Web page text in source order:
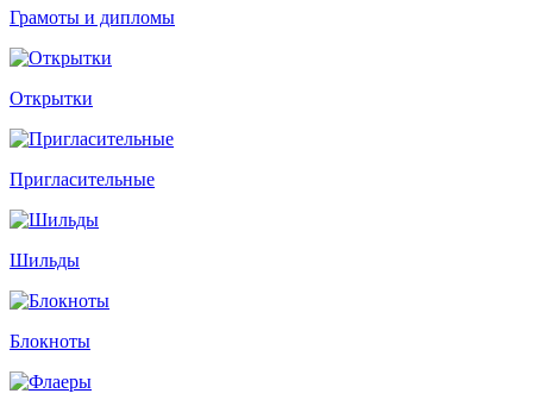
Грамоты и дипломы
Открытки
Пригласительные
Шильды
Блокноты